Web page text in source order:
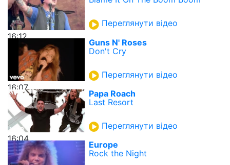
16:12
Переглянути відео
16:07
Guns N' Roses
Don't Cry
Переглянути відео
16:04
Papa Roach
Last Resort
Переглянути відео
Europe
Rock the Night